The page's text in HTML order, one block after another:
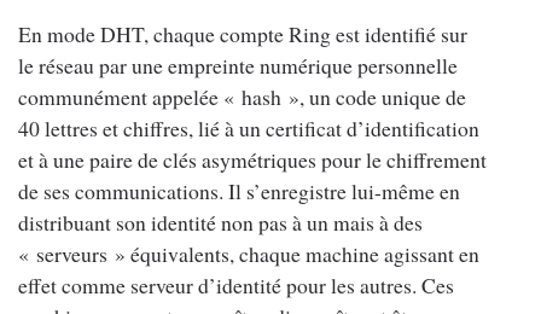
En mode DHT, chaque compte Ring est identifié sur
le réseau par une empreinte numérique personnelle
communément appelée « hash », un code unique de
40 lettres et chiffres, lié à un certificat d’identification
et à une paire de clés asymétriques pour le chiffrement
de ses communications. Il s’enregistre lui-même en
distribuant son identité non pas à un mais à des
« serveurs » équivalents, chaque machine agissant en
effet comme serveur d’identité pour les autres. Ces